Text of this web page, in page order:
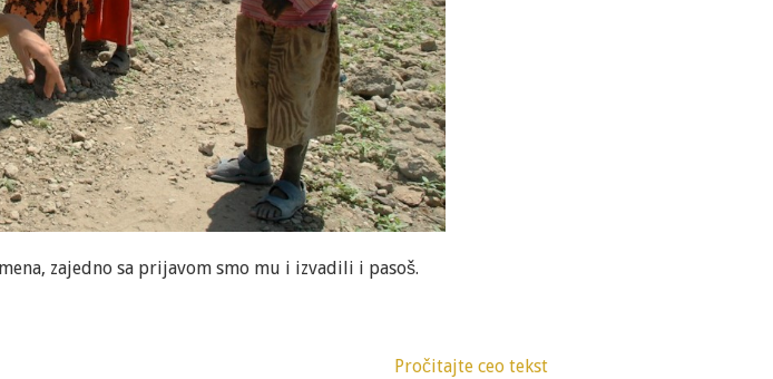
zajedno sa prijavom smo mu i izvadili i pasoš.
Pročitajte ceo tekst